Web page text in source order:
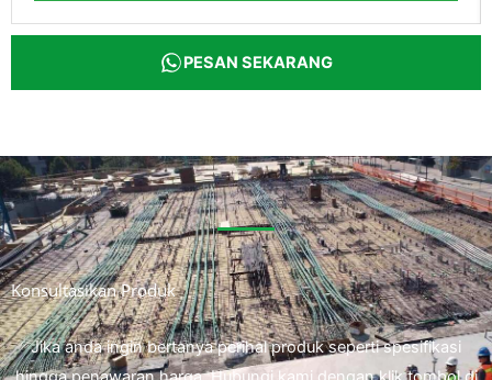
PESAN SEKARANG
Konsultasikan Produk
Jika anda ingin bertanya perihal produk seperti spesifikasi